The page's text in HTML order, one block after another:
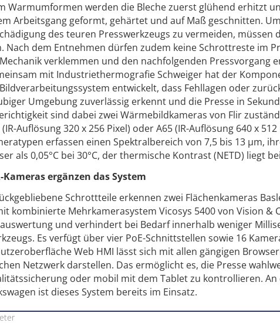
Warmumformen werden die Bleche zuerst glühend erhitzt
Arbeitsgang geformt, gehärtet und auf Maß geschnitten.
des teuren Presswerkzeugs zu vermeiden, müssen
Nach dem Entnehmen dürfen zudem keine Schrottreste im
verklemmen und den nachfolgenden Pressvorgang
mit Industriethermografie Schweiger hat der
entwickelt, dass Fehllagen oder
Umgebung zuverlässig erkennt und die Presse in
sind dabei zwei Wärmebildkameras von Flir
(IR-Auflösung 320 x 256 Pixel) oder A65 (IR-Auflösung 640 x
erfassen einen Spektralbereich von 7,5 bis 13 µm,
als 0,05°C bei 30°C, der thermische Kontrast (NETD) liegt
Kameras ergänzen das System
Schrottteile erkennen zwei Flächenkameras
kombinierte Mehrkamerasystem Vicosys 5400 von Vision &
und verhindert bei Bedarf innerhalb weniger
Es verfügt über vier PoE-Schnittstellen sowie 16
Web HMI lässt sich mit allen gängigen
Netzwerk darstellen. Das ermöglicht es, die Presse
oder mobil mit dem Tablet zu kontrollieren.
ist dieses System bereits im Einsatz.